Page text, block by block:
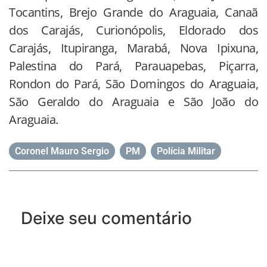
Tocantins, Brejo Grande do Araguaia, Canaã
dos Carajás, Curionópolis, Eldorado dos
Carajás, Itupiranga, Marabá, Nova Ipixuna,
Palestina do Pará, Parauapebas, Piçarra,
Rondon do Pará, São Domingos do Araguaia,
São Geraldo do Araguaia e São João do
Araguaia.
Coronel Mauro Sergio PM Polícia Militar
Deixe seu comentário